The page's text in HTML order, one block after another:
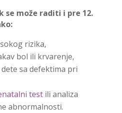
se može raditi i pre 12.
rizika,
bol ili krvarenje,
sa defektima pri
testili analiza
abnormalnosti.